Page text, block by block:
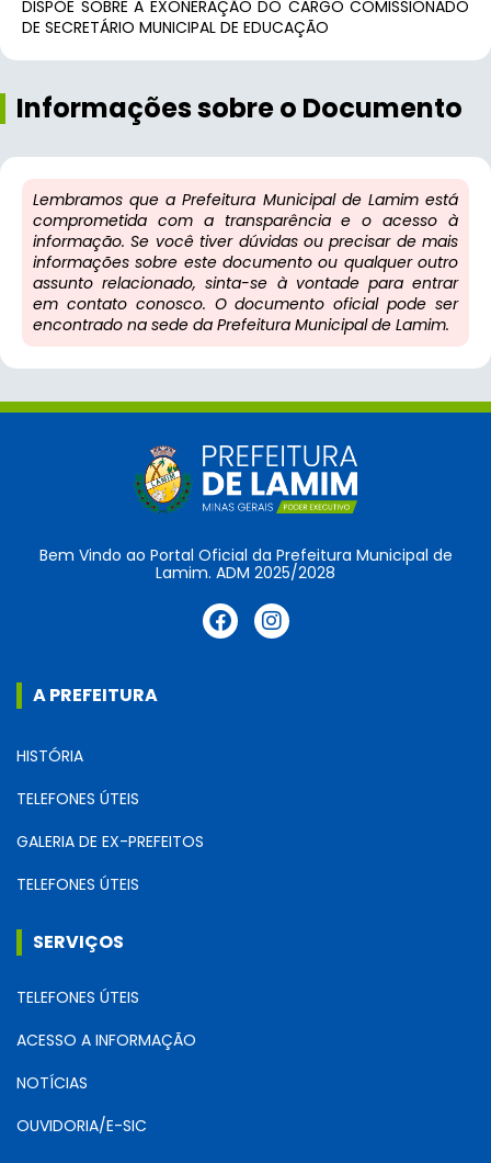
DISPÕE SOBRE A EXONERAÇÃO DO CARGO COMISSIONADO
DE SECRETÁRIO MUNICIPAL DE EDUCAÇÃO
Informações sobre o Documento
Lembramos que a Prefeitura Municipal de Lamim está
comprometida com a transparência e o acesso à
informação. Se você tiver dúvidas ou precisar de mais
informações sobre este documento ou qualquer outro
assunto relacionado, sinta-se à vontade para entrar
em contato conosco. O documento oficial pode ser
encontrado na sede da Prefeitura Municipal de Lamim.
Bem Vindo ao Portal Oficial da Prefeitura Municipal de
Lamim. ADM 2025/2028
A PREFEITURA
HISTÓRIA
TELEFONES ÚTEIS
GALERIA DE EX-PREFEITOS
TELEFONES ÚTEIS
SERVIÇOS
TELEFONES ÚTEIS
ACESSO A INFORMAÇÃO
NOTÍCIAS
OUVIDORIA/E-SIC